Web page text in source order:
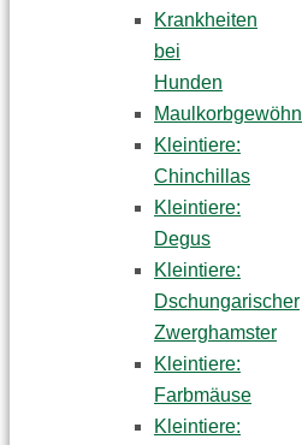
Krankheiten
bei
Hunden
Kleintiere:
Chinchillas
Kleintiere:
Degus
Kleintiere:
Dschungarischer
Zwerghamster
Kleintiere:
Farbmäuse
Kleintiere: